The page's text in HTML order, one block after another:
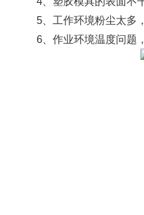
5、工作环境粉尘太多，
6、作业环境温度问题，